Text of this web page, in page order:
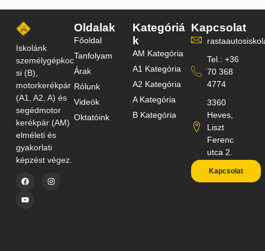
Iskolánk
személygépkoc
si (B),
motorkerékpár
(A1, A2, A) és
segédmotor
kerékpár (AM)
elméleti és
gyakorlati
képzést végez.
Oldalak
Főoldal
Tanfolyam
Árak
Rólunk
Videók
Oktatóink
Kategóriá
k
AM Kategória
A1 Kategória
A2 Kategória
A Kategória
B Kategória
Kapcsolat
Tel.: +36
70 368
4774
3360
Heves,
Liszt
Ferenc
utca 2.
Kapcsolat